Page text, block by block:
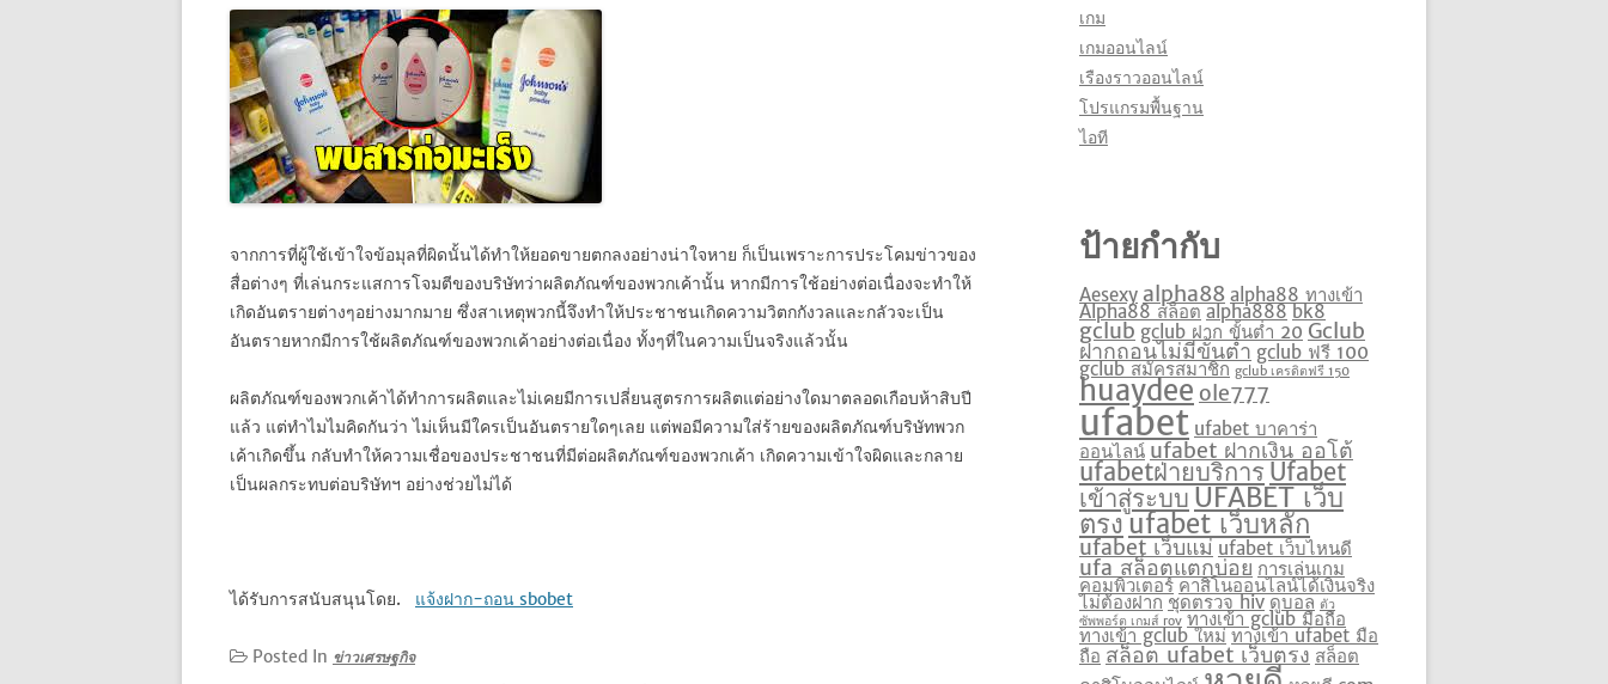
จากการที่ผู้ใช้เข้าใจข้อมุลที่ผิดนั้นได้ทำให้ยอดขายตกลงอย่างน่าใจหาย ก็เป็นเพราะการประโคมข่าวของ
สื่อต่างๆ ที่เล่นกระแสการโจมตีของบริษัทว่าผลิตภัณฑ์ของพวกเค้านั้น หากมีการใช้อย่างต่อเนื่องจะทำให้
เกิดอันตรายต่างๆอย่างมากมาย ซึ่งสาเหตุพวกนี้จึงทำให้ประชาชนเกิดความวิตกกังวลและกลัวจะเป็น
อันตรายหากมีการใช้ผลิตภัณฑ์ของพวกเค้าอย่างต่อเนื่อง ทั้งๆที่ในความเป็นจริงแล้วนั้น
ผลิตภัณฑ์ของพวกเค้าได้ทำการผลิตและไม่เคยมีการเปลี่ยนสูตรการผลิตแต่อย่างใดมาตลอดเกือบห้าสิบปี
แล้ว แต่ทำไมไมคิดกันว่า ไม่เห็นมีใครเป็นอันตรายใดๆเลย แต่พอมีความใส่ร้ายของผลิตภัณฑ์บริษัทพวก
เค้าเกิดขึ้น กลับทำให้ความเชื่อของประชาชนที่มีต่อผลิตภัณฑ์ของพวกเค้า เกิดความเข้าใจผิดและกลาย
เป็นผลกระทบต่อบริษัทฯ อย่างช่วยไม่ได้
ได้รับการสนับสนุนโดย. แจ้งฝาก-ถอน sbobet
Posted In ข่าวเศรษฐกิจ
เกม
เกมออนไลน์
เรืองราวออนไลน์
โปรแกรมพื้นฐาน
ไอที
ป้ายกำกับ
Aesexy alpha88 alpha88 ทางเข้า
Alpha88 สล็อต alpha888 bk8
gclub gclub ฝาก ขั้นต่ำ 20 Gclub
ฝากถอนไม่มีขั้นต่ำ gclub ฟรี 100
gclub สมัครสมาชิก gclub เครดิตฟรี 150
huaydee ole777
ufabet ufabet บาคาร่า
ออนไลน์ ufabet ฝากเงิน ออโต้
ufabetฝ่ายบริการ Ufabet
เข้าสู่ระบบ UFABET เว็บ
ตรงufabet เว็บหลัก
ufabet เว็บแม่ ufabet เว็บไหนดี
ufa สล็อตแตกบ่อย การเล่นเกม
คอมพิวเตอร์ คาสิโนออนไลน์ได้เงินจริง
ไม่ต้องฝาก ชุดตรวจ hiv ดูบอล ตัว
ซัพพอร์ต เกมส์ rov ทางเข้า gclub มือถือ
ทางเข้า gclub ใหม่ ทางเข้า ufabet มือ
ถือ สล็อต ufabet เว็บตรง สล็อต